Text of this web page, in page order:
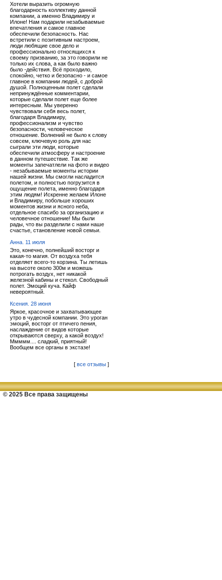
Хотели выразить огромную
благодарность коллективу данной
компании, а именно Владимиру и
Илоне! Нам подарили незабываемые
впечатления и самое главное
обеспечили безопасность. Нас
встретили с позитивным настроем,
люди любящие свое дело и
профессионально относящихся к
своему призванию, за это говорили не
только их слова, а как было важно
было -действия. Всё проходило,
спокойно, четко и безопасно - и самое
главное в компании людей, с доброй
душой. Полноценным полет сделали
непринуждённые комментарии,
которые сделали полет еще более
интересным. Мы уверенно
чувствовали себя весь полет,
благодаря Владимиру,
профессионализм и чувство
безопасности, человеческое
отношение. Волнений не было к слову
совсем, ключевую роль для нас
сыграли эти люди, которые
обеспечили атмосферу и настроение
в данном путешествие. Так же
моменты запечатлели на фото и видео
- незабываемые моменты истории
нашей жизни. Мы смогли насладится
полетом, и полностью погрузится в
ощущение полета, именно благодаря
этим людям! Искренне желаем Илоне
и Владимиру, побольше хороших
моментов жизни и ясного неба,
отдельное спасибо за организацию и
человечное отношение! Мы были
рады, что вы разделили с нами наше
счастье, становление новой семьи.
Анна. 11 июля
Это, конечно, полнейший восторг и
какая-то магия. От воздуха тебя
отделяет всего-то корзина. Ты летишь
на высоте около 300м и можешь
потрогать воздух, нет никакой
железной кабины и стекол. Свободный
полет. Эмоций куча. Кайф
невероятный.
Ксения. 28 июня
Яркое, красочное и захватывающее
утро в чудесной компании. Это уроган
эмоций, восторг от птичего пения,
наслаждение от видов которые
открываются сверху, а какой воздух!
Ммммм.... сладкий, приятный!
Вообщем все органы в экстазе!
[ все отзывы ]
© 2025 Все права защищены